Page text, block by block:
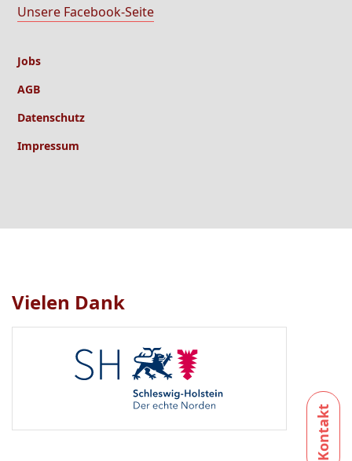
Unsere Facebook-Seite
Jobs
AGB
Datenschutz
Impressum
Vielen Dank
Logo1bis1von1sichtbar.